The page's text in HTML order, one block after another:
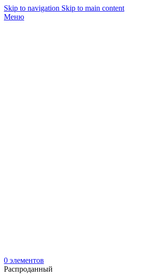
Skip to navigation Skip to main content
Меню
0 элементов
Распроданный